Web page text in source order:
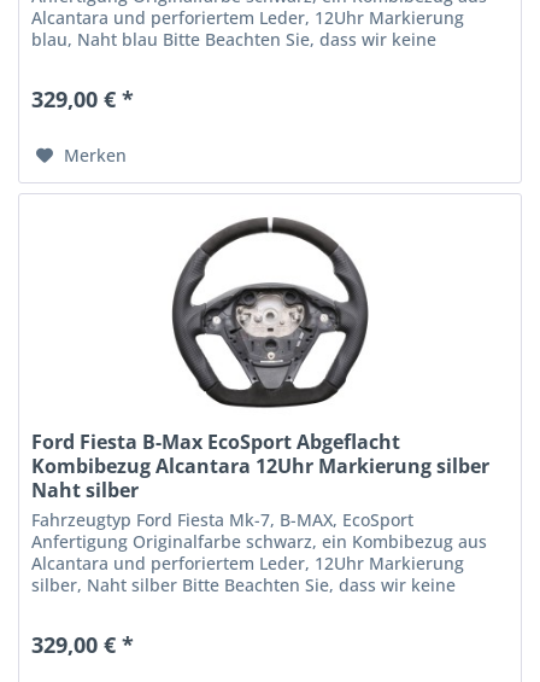
Alcantara und perforiertem Leder, 12Uhr Markierung
blau, Naht blau Bitte Beachten Sie, dass wir keine
329,00 € *
Merken
Ford Fiesta B-Max EcoSport Abgeflacht
Kombibezug Alcantara 12Uhr Markierung silber
Naht silber
Fahrzeugtyp Ford Fiesta Mk-7, B-MAX, EcoSport
Anfertigung Originalfarbe schwarz, ein Kombibezug aus
Alcantara und perforiertem Leder, 12Uhr Markierung
silber, Naht silber Bitte Beachten Sie, dass wir keine
329,00 € *